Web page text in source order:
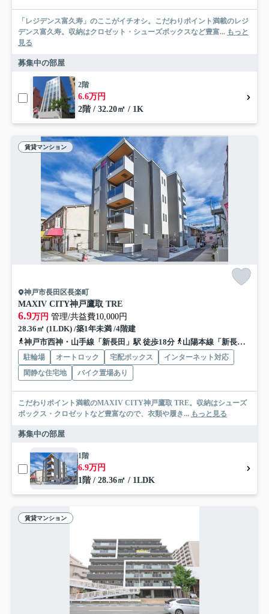
「レジデンス富久寿」のここがイチオシ。こだわりポイント満載のレジ
デンス富久寿。収納はクロゼット・シューズボックスなど豊富... もっと
見る
募集中の部屋
2階
6.6万円
2階 / 32.20㎡ / 1K
賃貸マンション
神戸市長田区長楽町
MAXIV CITY神戸鷹取 TRE
6.9万円 管理/共益費10,000円
28.36㎡ (1LDK) /築1年未満 /4階建
神戸市西神・山手線「新長田」駅 徒歩18分
山陽本線「新長田」駅 徒歩18分
駐輪場 オートロック 宅配ボックス
インターネット対応
閑静な住宅地
バイク置場あり
こだわりポイント満載のMAXIV CITY神戸鷹取 TRE。収納はシューズ
ボックス・クロゼットなど豊富なので、衣類や履き... もっと見る
募集中の部屋
1階
6.9万円
1階 / 28.36㎡ / 1LDK
賃貸マンション